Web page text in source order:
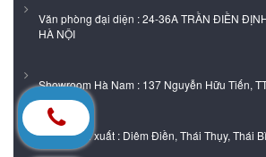
Văn phòng đại diện : 24-36A TRẦN ĐIỀN
HÀ NỘI
Showroom Hà Nam : 137 Nguyễn Hữu Tiến,
Xưởng sản xuất : Diêm Điền, Thái Thụy, Thái